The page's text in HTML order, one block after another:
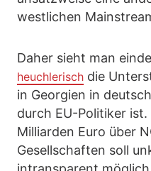
westlichen
Daher sieht man
heuchlerisch die
in Georgien in
durch EU-Politiker ist.
Milliarden Euro über
Gesellschaften soll